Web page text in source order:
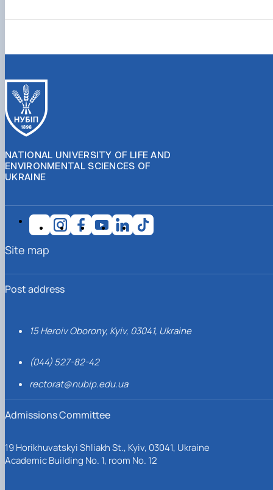
NATIONAL UNIVERSITY OF LIFE AND
ENVIRONMENTAL SCIENCES OF
UKRAINE
Post address
15 Heroiv Oborony, Kyiv, 03041, Ukraine
(044) 527-82-42
rectorat@nubip.edu.ua
Admissions Committee
19 Horikhuvatskyi Shliakh St., Kyiv, 03041, Ukraine
Academic Building No. 1, room No. 12
Site map